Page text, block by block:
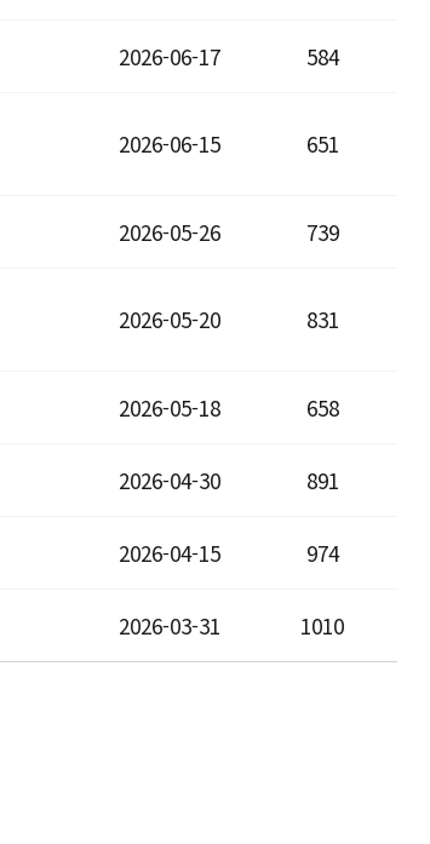
2026-06-17 584
2026-06-15 651
2026-05-26 739
2026-05-20 831
2026-05-18 658
2026-04-30 891
2026-04-15 974
2026-03-31 1010